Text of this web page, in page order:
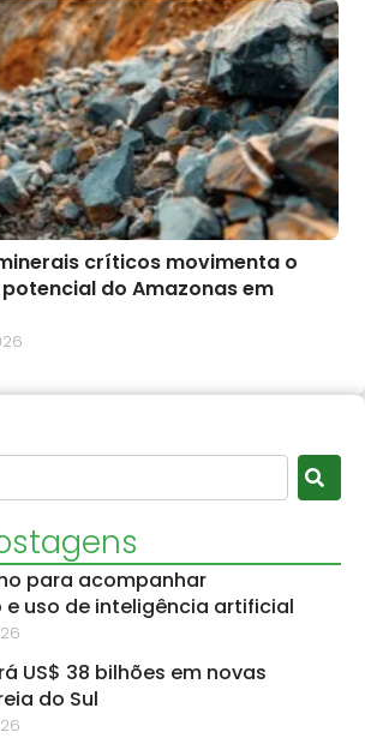
críticos movimenta o
do Amazonas em
para acompanhar
uso de inteligência artificial
US$ 38 bilhões em novas
do Sul